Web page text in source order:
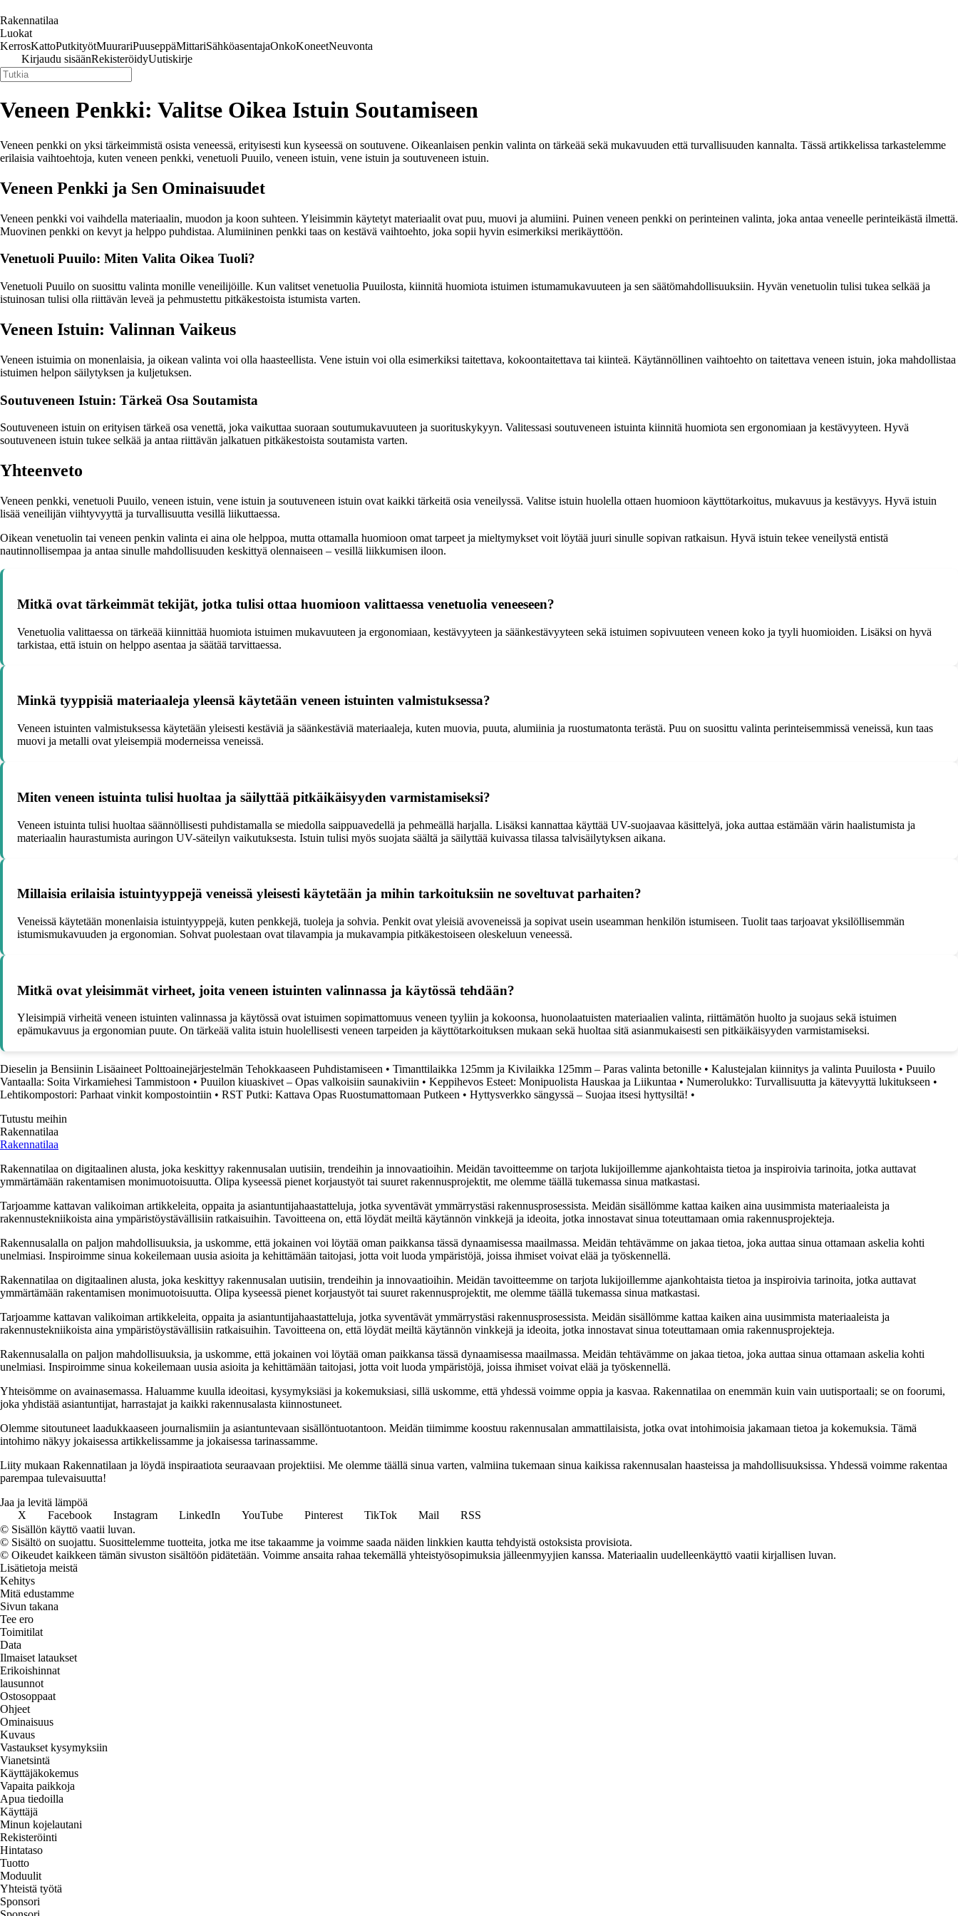
Rakennatilaa
Luokat
KerrosKattoPutkityötMuurariPuuseppäMittariSähköasentajaOnkoKoneetNeuvonta
Kirjaudu sisäänRekisteröidyUutiskirje
Veneen Penkki: Valitse Oikea Istuin Soutamiseen
Veneen penkki on yksi tärkeimmistä osista veneessä, erityisesti kun kyseessä on soutuvene. Oikeanlaisen penkin valinta on tärkeää sekä mukavuuden että turvallisuuden kannalta. Tässä artikkelissa tarkastelemme
erilaisia vaihtoehtoja, kuten veneen penkki, venetuoli Puuilo, veneen istuin, vene istuin ja soutuveneen istuin.
Veneen Penkki ja Sen Ominaisuudet
Veneen penkki voi vaihdella materiaalin, muodon ja koon suhteen. Yleisimmin käytetyt materiaalit ovat puu, muovi ja alumiini. Puinen veneen penkki on perinteinen valinta, joka antaa veneelle perinteikästä ilmettä.
Muovinen penkki on kevyt ja helppo puhdistaa. Alumiininen penkki taas on kestävä vaihtoehto, joka sopii hyvin esimerkiksi merikäyttöön.
Venetuoli Puuilo: Miten Valita Oikea Tuoli?
Venetuoli Puuilo on suosittu valinta monille veneilijöille. Kun valitset venetuolia Puuilosta, kiinnitä huomiota istuimen istumamukavuuteen ja sen säätömahdollisuuksiin. Hyvän venetuolin tulisi tukea selkää ja
istuinosan tulisi olla riittävän leveä ja pehmustettu pitkäkestoista istumista varten.
Veneen Istuin: Valinnan Vaikeus
Veneen istuimia on monenlaisia, ja oikean valinta voi olla haasteellista. Vene istuin voi olla esimerkiksi taitettava, kokoontaitettava tai kiinteä. Käytännöllinen vaihtoehto on taitettava veneen istuin, joka mahdollistaa
istuimen helpon säilytyksen ja kuljetuksen.
Soutuveneen Istuin: Tärkeä Osa Soutamista
Soutuveneen istuin on erityisen tärkeä osa venettä, joka vaikuttaa suoraan soutumukavuuteen ja suorituskykyyn. Valitessasi soutuveneen istuinta kiinnitä huomiota sen ergonomiaan ja kestävyyteen. Hyvä
soutuveneen istuin tukee selkää ja antaa riittävän jalkatuen pitkäkestoista soutamista varten.
Yhteenveto
Veneen penkki, venetuoli Puuilo, veneen istuin, vene istuin ja soutuveneen istuin ovat kaikki tärkeitä osia veneilyssä. Valitse istuin huolella ottaen huomioon käyttötarkoitus, mukavuus ja kestävyys. Hyvä istuin
lisää veneilijän viihtyvyyttä ja turvallisuutta vesillä liikuttaessa.
Oikean venetuolin tai veneen penkin valinta ei aina ole helppoa, mutta ottamalla huomioon omat tarpeet ja mieltymykset voit löytää juuri sinulle sopivan ratkaisun. Hyvä istuin tekee veneilystä entistä
nautinnollisempaa ja antaa sinulle mahdollisuuden keskittyä olennaiseen – vesillä liikkumisen iloon.
Mitkä ovat tärkeimmät tekijät, jotka tulisi ottaa huomioon valittaessa venetuolia veneeseen?
Venetuolia valittaessa on tärkeää kiinnittää huomiota istuimen mukavuuteen ja ergonomiaan, kestävyyteen ja säänkestävyyteen sekä istuimen sopivuuteen veneen koko ja tyyli huomioiden. Lisäksi on hyvä
tarkistaa, että istuin on helppo asentaa ja säätää tarvittaessa.
Minkä tyyppisiä materiaaleja yleensä käytetään veneen istuinten valmistuksessa?
Veneen istuinten valmistuksessa käytetään yleisesti kestäviä ja säänkestäviä materiaaleja, kuten muovia, puuta, alumiinia ja ruostumatonta terästä. Puu on suosittu valinta perinteisemmissä veneissä, kun taas
muovi ja metalli ovat yleisempiä moderneissa veneissä.
Miten veneen istuinta tulisi huoltaa ja säilyttää pitkäikäisyyden varmistamiseksi?
Veneen istuinta tulisi huoltaa säännöllisesti puhdistamalla se miedolla saippuavedellä ja pehmeällä harjalla. Lisäksi kannattaa käyttää UV-suojaavaa käsittelyä, joka auttaa estämään värin haalistumista ja
materiaalin haurastumista auringon UV-säteilyn vaikutuksesta. Istuin tulisi myös suojata säältä ja säilyttää kuivassa tilassa talvisäilytyksen aikana.
Millaisia erilaisia istuintyyppejä veneissä yleisesti käytetään ja mihin tarkoituksiin ne soveltuvat parhaiten?
Veneissä käytetään monenlaisia istuintyyppejä, kuten penkkejä, tuoleja ja sohvia. Penkit ovat yleisiä avoveneissä ja sopivat usein useamman henkilön istumiseen. Tuolit taas tarjoavat yksilöllisemmän
istumismukavuuden ja ergonomian. Sohvat puolestaan ovat tilavampia ja mukavampia pitkäkestoiseen oleskeluun veneessä.
Mitkä ovat yleisimmät virheet, joita veneen istuinten valinnassa ja käytössä tehdään?
Yleisimpiä virheitä veneen istuinten valinnassa ja käytössä ovat istuimen sopimattomuus veneen tyyliin ja kokoonsa, huonolaatuisten materiaalien valinta, riittämätön huolto ja suojaus sekä istuimen
epämukavuus ja ergonomian puute. On tärkeää valita istuin huolellisesti veneen tarpeiden ja käyttötarkoituksen mukaan sekä huoltaa sitä asianmukaisesti sen pitkäikäisyyden varmistamiseksi.
Dieselin ja Bensiinin Lisäaineet Polttoainejärjestelmän Tehokkaaseen Puhdistamiseen • Timanttilaikka 125mm ja Kivilaikka 125mm – Paras valinta betonille • Kalustejalan kiinnitys ja valinta Puuilosta • Puuilo
Vantaalla: Soita Virkamiehesi Tammistoon • Puuilon kiuaskivet – Opas valkoisiin saunakiviin • Keppihevos Esteet: Monipuolista Hauskaa ja Liikuntaa • Numerolukko: Turvallisuutta ja kätevyyttä lukitukseen •
Lehtikompostori: Parhaat vinkit kompostointiin • RST Putki: Kattava Opas Ruostumattomaan Putkeen • Hyttysverkko sängyssä – Suojaa itsesi hyttysiltä! •
Tutustu meihin
Rakennatilaa
Rakennatilaa
Rakennatilaa on digitaalinen alusta, joka keskittyy rakennusalan uutisiin, trendeihin ja innovaatioihin. Meidän tavoitteemme on tarjota lukijoillemme ajankohtaista tietoa ja inspiroivia tarinoita, jotka auttavat
ymmärtämään rakentamisen monimuotoisuutta. Olipa kyseessä pienet korjaustyöt tai suuret rakennusprojektit, me olemme täällä tukemassa sinua matkastasi.
Tarjoamme kattavan valikoiman artikkeleita, oppaita ja asiantuntijahaastatteluja, jotka syventävät ymmärrystäsi rakennusprosessista. Meidän sisällömme kattaa kaiken aina uusimmista materiaaleista ja
rakennustekniikoista aina ympäristöystävällisiin ratkaisuihin. Tavoitteena on, että löydät meiltä käytännön vinkkejä ja ideoita, jotka innostavat sinua toteuttamaan omia rakennusprojekteja.
Rakennusalalla on paljon mahdollisuuksia, ja uskomme, että jokainen voi löytää oman paikkansa tässä dynaamisessa maailmassa. Meidän tehtävämme on jakaa tietoa, joka auttaa sinua ottamaan askelia kohti
unelmiasi. Inspiroimme sinua kokeilemaan uusia asioita ja kehittämään taitojasi, jotta voit luoda ympäristöjä, joissa ihmiset voivat elää ja työskennellä.
Rakennatilaa on digitaalinen alusta, joka keskittyy rakennusalan uutisiin, trendeihin ja innovaatioihin. Meidän tavoitteemme on tarjota lukijoillemme ajankohtaista tietoa ja inspiroivia tarinoita, jotka auttavat
ymmärtämään rakentamisen monimuotoisuutta. Olipa kyseessä pienet korjaustyöt tai suuret rakennusprojektit, me olemme täällä tukemassa sinua matkastasi.
Tarjoamme kattavan valikoiman artikkeleita, oppaita ja asiantuntijahaastatteluja, jotka syventävät ymmärrystäsi rakennusprosessista. Meidän sisällömme kattaa kaiken aina uusimmista materiaaleista ja
rakennustekniikoista aina ympäristöystävällisiin ratkaisuihin. Tavoitteena on, että löydät meiltä käytännön vinkkejä ja ideoita, jotka innostavat sinua toteuttamaan omia rakennusprojekteja.
Rakennusalalla on paljon mahdollisuuksia, ja uskomme, että jokainen voi löytää oman paikkansa tässä dynaamisessa maailmassa. Meidän tehtävämme on jakaa tietoa, joka auttaa sinua ottamaan askelia kohti
unelmiasi. Inspiroimme sinua kokeilemaan uusia asioita ja kehittämään taitojasi, jotta voit luoda ympäristöjä, joissa ihmiset voivat elää ja työskennellä.
Yhteisömme on avainasemassa. Haluamme kuulla ideoitasi, kysymyksiäsi ja kokemuksiasi, sillä uskomme, että yhdessä voimme oppia ja kasvaa. Rakennatilaa on enemmän kuin vain uutisportaali; se on foorumi,
joka yhdistää asiantuntijat, harrastajat ja kaikki rakennusalasta kiinnostuneet.
Olemme sitoutuneet laadukkaaseen journalismiin ja asiantuntevaan sisällöntuotantoon. Meidän tiimimme koostuu rakennusalan ammattilaisista, jotka ovat intohimoisia jakamaan tietoa ja kokemuksia. Tämä
intohimo näkyy jokaisessa artikkelissamme ja jokaisessa tarinassamme.
Liity mukaan Rakennatilaan ja löydä inspiraatiota seuraavaan projektiisi. Me olemme täällä sinua varten, valmiina tukemaan sinua kaikissa rakennusalan haasteissa ja mahdollisuuksissa. Yhdessä voimme rakentaa
parempaa tulevaisuutta!
Jaa ja levitä lämpöä
X
Facebook Instagram LinkedIn YouTube Pinterest TikTok Mail
RSS
© Sisällön käyttö vaatii luvan.
© Sisältö on suojattu. Suosittelemme tuotteita, jotka me itse takaamme ja voimme saada näiden linkkien kautta tehdyistä ostoksista provisiota.
© Oikeudet kaikkeen tämän sivuston sisältöön pidätetään. Voimme ansaita rahaa tekemällä yhteistyösopimuksia jälleenmyyjien kanssa. Materiaalin uudelleenkäyttö vaatii kirjallisen luvan.
Lisätietoja meistä
Kehitys
Mitä edustamme
Sivun takana
Tee ero
Toimitilat
Data
Ilmaiset lataukset
Erikoishinnat
lausunnot
Ostosoppaat
Ohjeet
Ominaisuus
Kuvaus
Vastaukset kysymyksiin
Vianetsintä
Käyttäjäkokemus
Vapaita paikkoja
Apua tiedoilla
Käyttäjä
Minun kojelautani
Rekisteröinti
Hintataso
Tuotto
Moduulit
Yhteistä työtä
Sponsori